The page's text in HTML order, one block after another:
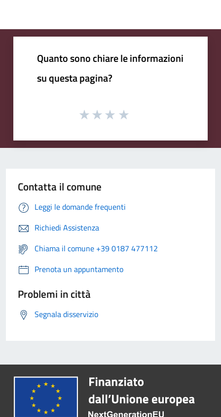
Quanto sono chiare le informazioni
su questa pagina?
Contatta il comune
Leggi le domande frequenti
Richiedi Assistenza
Chiama il comune +39 0187 477112
Prenota un appuntamento
Problemi in città
Segnala disservizio